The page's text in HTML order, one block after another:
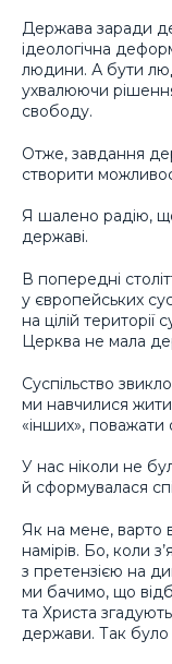
Держава заради
ідеологічна
людини. А бути
ухвалюючи
свободу.
Отже, завдання
створити
Я шалено радію,
державі.
В попередні
у європейських
на цілій
Церква не мала
Суспільство
ми навчилися
«інших»,
У нас ніколи не
й сформувалася
Як на мене, варто
намірів. Бо, коли
з претензією на
ми бачимо, що
та Христа
держави. Так було